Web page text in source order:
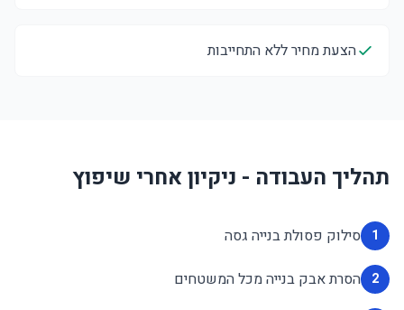
הצעת מחיר ללא התחייבות
תהליך העבודה - ניקיון אחרי שיפוץ
1 סילוק פסולת בנייה גסה
2 הסרת אבק בנייה מכל המשטחים